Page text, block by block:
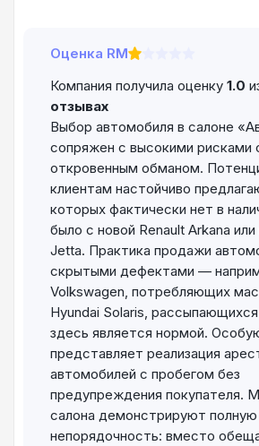
Оценка RM
Компания получила оценку 1.0
отзывах
Выбор автомобиля в салоне
сопряжен с высокими рисками
откровенным обманом.
клиентам настойчиво
которых фактически нет в
было с новой Renault Arkana
Jetta. Практика продажи
скрытыми дефектами —
Volkswagen, потребляющих
Hyundai Solaris,
здесь является нормой.
представляет реализация
автомобилей с пробегом без
предупреждения покупателя.
салона демонстрируют полную
непорядочность: вместо